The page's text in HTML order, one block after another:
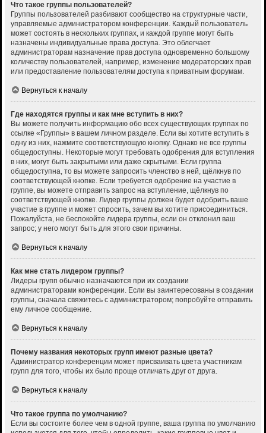
Что такое группы пользователей?
Группы пользователей разбивают сообщество на структурные части,
управляемые администратором конференции. Каждый пользователь
может состоять в нескольких группах, и каждой группе могут быть
назначены индивидуальные права доступа. Это облегчает
администраторам назначение прав доступа одновременно большому
количеству пользователей, например, изменение модераторских прав
или предоставление пользователям доступа к приватным форумам.
Вернуться к началу
Где находятся группы и как мне вступить в них?
Вы можете получить информацию обо всех существующих группах по
ссылке «Группы» в вашем личном разделе. Если вы хотите вступить в
одну из них, нажмите соответствующую кнопку. Однако не все группы
общедоступны. Некоторые могут требовать одобрения для вступления
в них, могут быть закрытыми или даже скрытыми. Если группа
общедоступна, то вы можете запросить членство в ней, щёлкнув по
соответствующей кнопке. Если требуется одобрение на участие в
группе, вы можете отправить запрос на вступление, щёлкнув по
соответствующей кнопке. Лидер группы должен будет одобрить ваше
участие в группе и может спросить, зачем вы хотите присоединиться.
Пожалуйста, не беспокойте лидера группы, если он отклонил ваш
запрос; у него могут быть для этого свои причины.
Вернуться к началу
Как мне стать лидером группы?
Лидеры групп обычно назначаются при их создании
администраторами конференции. Если вы заинтересованы в создании
группы, сначала свяжитесь с администратором; попробуйте отправить
ему личное сообщение.
Вернуться к началу
Почему названия некоторых групп имеют разные цвета?
Администратор конференции может присваивать цвета участникам
групп для того, чтобы их было проще отличать друг от друга.
Вернуться к началу
Что такое группа по умолчанию?
Если вы состоите более чем в одной группе, ваша группа по умолчанию